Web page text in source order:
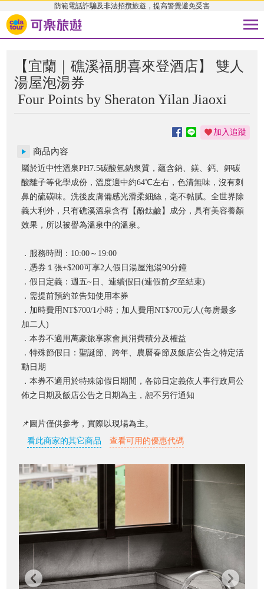
防範電話詐騙及非法招攬旅遊，提高警覺避免受害
【宜蘭｜礁溪福朋喜來登酒店】 雙人
湯屋泡湯券
Four Points by Sheraton Yilan Jiaoxi
加入追蹤
商品內容
屬於近中性溫泉PH7.5碳酸氫鈉泉質，蘊含鈉、鎂、鈣、鉀碳
酸離子等化學成份，溫度適中約64℃左右，色清無味，沒有刺
鼻的硫磺味。洗後皮膚備感光滑柔細絲，毫不黏膩。全世界除
義大利外，只有礁溪溫泉含有【酚鈦鹼】成分，具有美容養顏
效果，所以被譽為溫泉中的溫泉。
．服務時間：10:00～19:00
．憑券１張+$200可享2人假日湯屋泡湯90分鐘
．假日定義：週五~日、連續假日(連假前夕至結束)
．需提前預約並告知使用本券
．加時費用NT$700/1小時；加人費用NT$700元/人(每房最多
加二人)
．本券不適用萬豪旅享家會員消費積分及權益
．特殊節假日：聖誕節、跨年、農曆春節及飯店公告之特定活
動日期
．本券不適用於特殊節假日期間，各節日定義依人事行政局公
佈之日期及飯店公告之日期為主，恕不另行通知
📌圖片僅供參考，實際以現場為主。
看此商家的其它商品
查看可用的優惠代碼